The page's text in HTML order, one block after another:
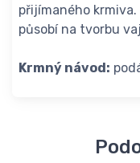
přijímaného
působí na tvorbu
Krmný návod: